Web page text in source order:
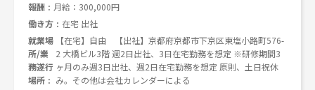
報酬
月給：300,000円
働き方
在宅 出社
就業場
所/業
務遂行
場所
【在宅】自由 【出社】京都府京都市下京区東塩小路町576-
2 大橋ビル3階 週2日出社、3日在宅勤務を想定 ※研修期間3
ヶ月のみ週3日出社、週2日在宅勤務を想定 原則、土日祝休
み。その他は会社カレンダーによる